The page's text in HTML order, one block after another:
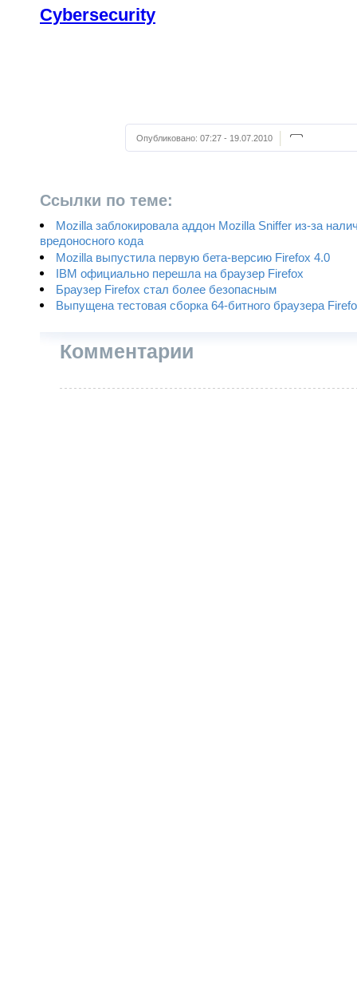
Cybersecurity
Опубликовано: 07:27 - 19.07.2010
Ссылки по теме:
Mozilla заблокировала аддон Mozilla Sniffer из-за
вредоносного кода
Mozilla выпустила первую бета-версию Firefox 4.0
IBM официально перешла на браузер Firefox
Браузер Firefox стал более безопасным
Выпущена тестовая сборка 64-битного браузера
Комментарии